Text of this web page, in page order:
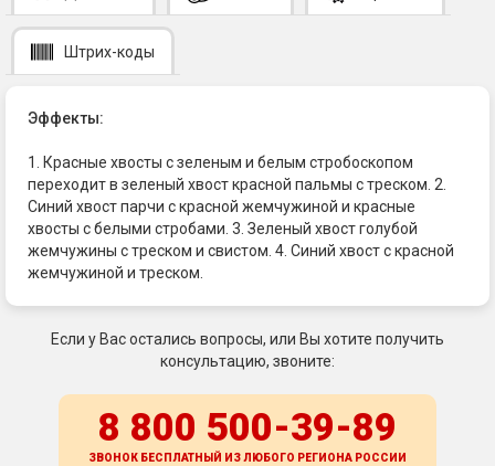
Штрих-коды
Эффекты:
1. Красные хвосты с зеленым и белым стробоскопом
переходит в зеленый хвост красной пальмы с треском. 2.
Синий хвост парчи с красной жемчужиной и красные
хвосты с белыми стробами. 3. Зеленый хвост голубой
жемчужины с треском и свистом. 4. Синий хвост с красной
жемчужиной и треском.
Если у Вас остались вопросы, или Вы хотите получить
консультацию, звоните:
8 800 500-39-89
ЗВОНОК БЕСПЛАТНЫЙ ИЗ ЛЮБОГО РЕГИОНА РОССИИ